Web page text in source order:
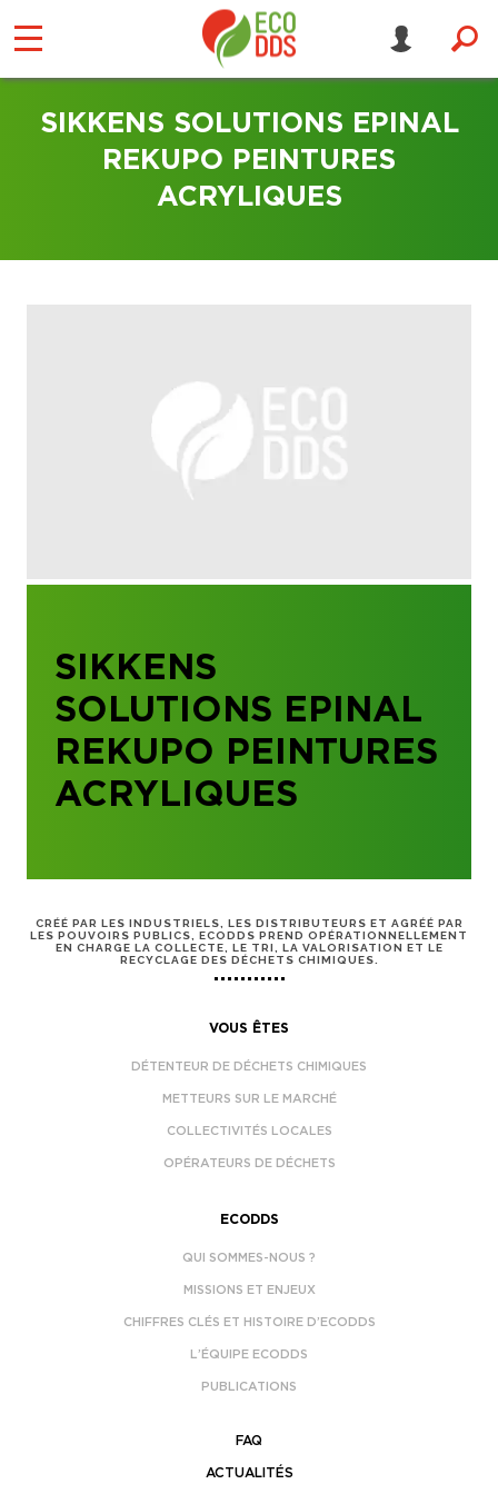
SIKKENS SOLUTIONS EPINAL
REKUPO PEINTURES
ACRYLIQUES
SIKKENS
SOLUTIONS EPINAL
REKUPO PEINTURES
ACRYLIQUES
CRÉÉ PAR LES INDUSTRIELS, LES DISTRIBUTEURS ET AGRÉÉ PAR
LES POUVOIRS PUBLICS, ECODDS PREND OPÉRATIONNELLEMENT
EN CHARGE LA COLLECTE, LE TRI, LA VALORISATION ET LE
RECYCLAGE DES DÉCHETS CHIMIQUES.
VOUS ÊTES
DÉTENTEUR DE DÉCHETS CHIMIQUES
METTEURS SUR LE MARCHÉ
COLLECTIVITÉS LOCALES
OPÉRATEURS DE DÉCHETS
ECODDS
QUI SOMMES-NOUS ?
MISSIONS ET ENJEUX
CHIFFRES CLÉS ET HISTOIRE D’ECODDS
L’ÉQUIPE ECODDS
PUBLICATIONS
FAQ
ACTUALITÉS